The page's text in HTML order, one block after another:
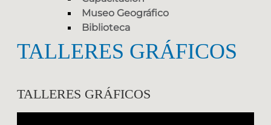
Museo Geográfico
Biblioteca
TALLERES GRÁFICOS
TALLERES GRÁFICOS